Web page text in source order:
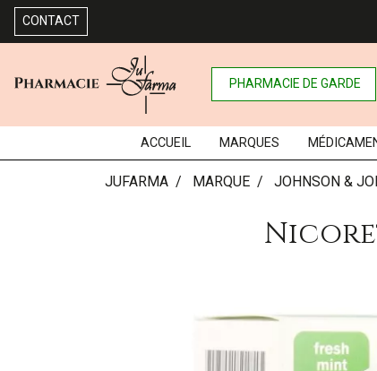
CONTACT
PHARMACIE DE GARDE
ACCUEIL MARQUES
JUFARMA MARQUE JOHNSON &